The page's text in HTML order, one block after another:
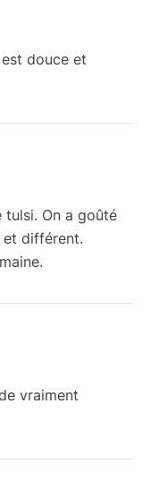
douce et
tulsi. On a goûté
et différent.
vraiment